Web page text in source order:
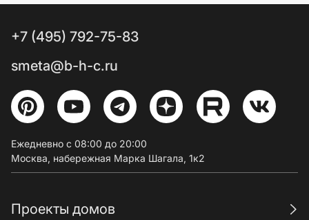
Проекты домов
+7 (495) 792-75-83
smeta@b-h-c.ru
Ежедневно с 08:00 до 20:00
Москва, набережная Марка Шагала, 1к2